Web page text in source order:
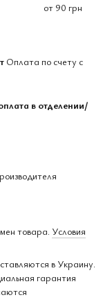
от 90 грн
Оплата по счету с
в отделении/
товара. Условия
в Украину.
гарантия